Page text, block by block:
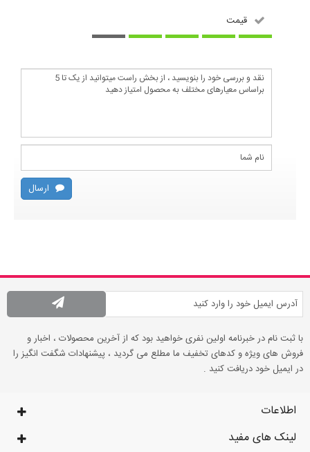
قیمت
ارسال
با ثبت نام در خبرنامه اولین نفری خواهید بود که از آخرین محصولات ، اخبار و
فروش های ویژه و کدهای تخفیف ما مطلع می گردید ، پیشنهادات شگفت انگیز را
در ایمیل خود دریافت کنید .
اطلاعات
لینک های مفید